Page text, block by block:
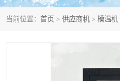
当前位置： 首页 > 供应商机 > 模温机